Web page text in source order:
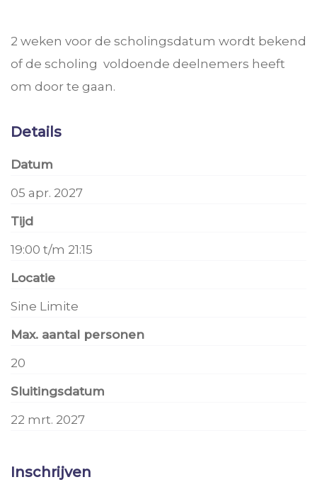
2 weken voor de scholingsdatum wordt bekend
of de scholing voldoende deelnemers heeft
om door te gaan.
Details
Datum
05 apr. 2027
Tijd
19:00 t/m 21:15
Locatie
Sine Limite
Max. aantal personen
20
Sluitingsdatum
22 mrt. 2027
Inschrijven